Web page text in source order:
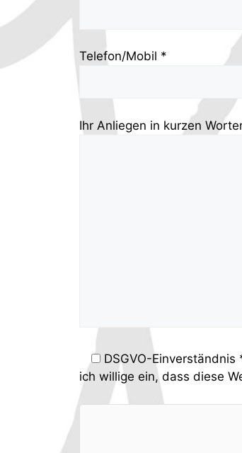
Telefon/Mobil *
Ihr Anliegen in kurzen
DSGVO-Einverständnis
ich willige ein, dass diese